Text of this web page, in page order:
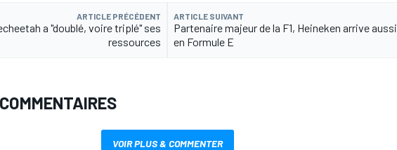
ARTICLE PRÉCÉDENT
a "doublé, voire triplé" ses
ressources
ARTICLE SUIVANT
Partenaire majeur de la F1, Heineken arrive aussi
en Formule E
VOIR PLUS & COMMENTER